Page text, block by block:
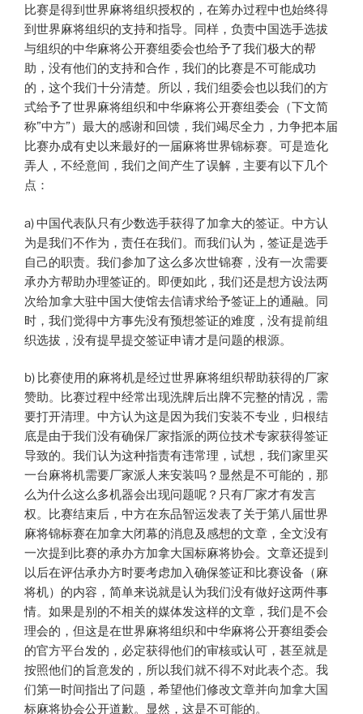
比赛是得到世界麻将组织授权的，在筹办过程中也始终得
到世界麻将组织的支持和指导。同样，负责中国选手选拔
与组织的中华麻将公开赛组委会也给予了我们极大的帮
助，没有他们的支持和合作，我们的比赛是不可能成功
的，这个我们十分清楚。所以，我们组委会也以我们的方
式给予了世界麻将组织和中华麻将公开赛组委会（下文简
称”中方”）最大的感谢和回馈，我们竭尽全力，力争把本届
比赛办成有史以来最好的一届麻将世界锦标赛。可是造化
弄人，不经意间，我们之间产生了误解，主要有以下几个
点：
a)中国代表队只有少数选手获得了加拿大的签证。 中方认
为是我们不作为，责任在我们。而我们认为，签证是选手
自己的职责。 我们参加了这么多次世锦赛，没有一次需要
承办方帮助办理签证的。即便如此，我们还是想方设法两
次给加拿大驻中国大使馆去信请求给予签证上的通融。同
时，我们觉得中方事先没有预想签证的难度，没有提前组
织选拔，没有提早提交签证申请才是问题的根源。
b) 比赛使用的麻将机是经过世界麻将组织帮助获得的厂家
赞助。 比赛过程中经常出现洗牌后出牌不完整的情况，需
要打开清理。中方认为这是因为我们安装不专业，归根结
底是由于我们没有确保厂家指派的两位技术专家获得签证
导致的。我们认为这种指责有违常理，试想，我们家里买
一台麻将机需要厂家派人来安装吗？显然是不可能的，那
么为什么这么多机器会出现问题呢？只有厂家才有发言
权。比赛结束后，中方在东品智运发表了关于第八届世界
麻将锦标赛在加拿大闭幕的消息及感想的文章，全文没有
一次提到比赛的承办方加拿大国标麻将协会。 文章还提到
以后在评估承办方时要考虑加入确保签证和比赛设备（麻
将机）的内容，简单来说就是认为我们没有做好这两件事
情。如果是别的不相关的媒体发这样的文章，我们是不会
理会的，但这是在世界麻将组织和中华麻将公开赛组委会
的官方平台发的，必定获得他们的审核或认可，甚至就是
按照他们的旨意发的，所以我们就不得不对此表个态。我
们第一时间指出了问题，希望他们修改文章并向加拿大国
标麻将协会公开道歉。显然，这是不可能的。